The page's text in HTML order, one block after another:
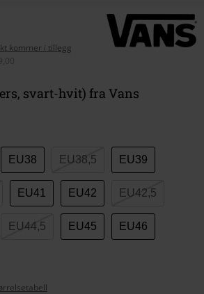
kommer i tillegg
svart-hvit) fra Vans
EU38 EU38,5 EU39
EU41 EU42 EU42,5
EU44,5 EU45 EU46